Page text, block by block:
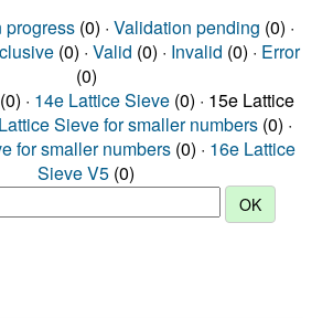
progress(0) · Validation pending (0) ·
(0) · Valid (0) · Invalid (0) · Error
(0)
(0) · 14e Lattice Sieve (0) · 15e Lattice
Sieve for smaller numbers (0) ·
for smaller numbers (0) · 16e Lattice
Sieve V5 (0)